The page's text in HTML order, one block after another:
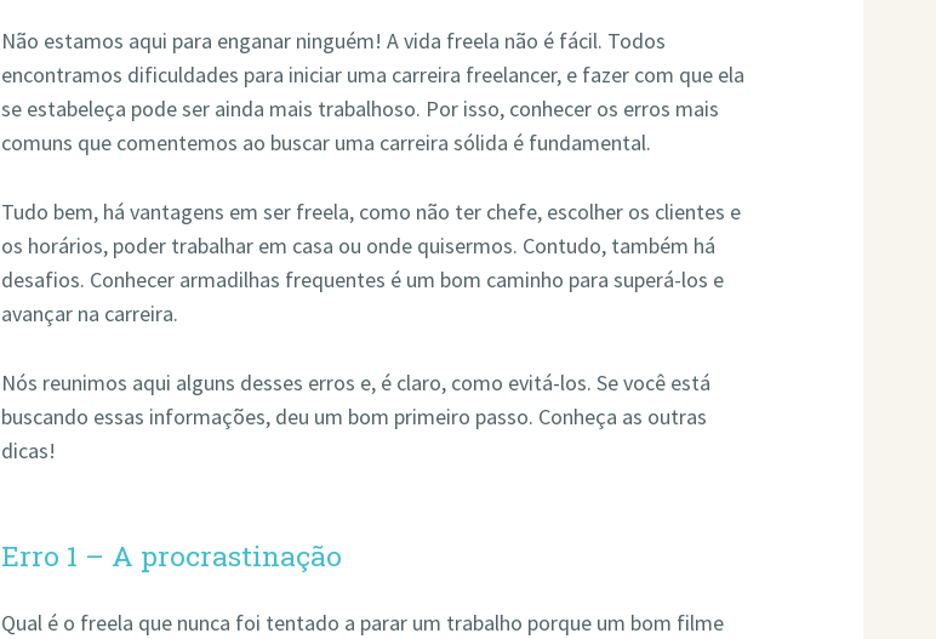
Não estamos aqui para enganar ninguém! A vida freela não é fácil. Todos
encontramos dificuldades para iniciar uma carreira freelancer, e fazer com que ela
se estabeleça pode ser ainda mais trabalhoso. Por isso, conhecer os erros mais
comuns que comentemos ao buscar uma carreira sólida é fundamental.
Tudo bem, há vantagens em ser freela, como não ter chefe, escolher os clientes e
os horários, poder trabalhar em casa ou onde quisermos. Contudo, também há
desafios. Conhecer armadilhas frequentes é um bom caminho para superá-los e
avançar na carreira.
Nós reunimos aqui alguns desses erros e, é claro, como evitá-los. Se você está
buscando essas informações, deu um bom primeiro passo. Conheça as outras
dicas!
Erro 1 – A procrastinação
Qual é o freela que nunca foi tentado a parar um trabalho porque um bom filme